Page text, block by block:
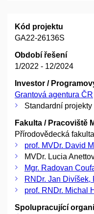
Kód projektu
GA22-26136S
Období řešení
1/2022 - 12/2024
Investor /
Grantová agentura ČR
Standardní projekty
Fakulta / Pracoviště
Přírodovědecká fakulta
prof. MVDr. David
MVDr. Lucia
Mgr. Radovan
RNDr. Jan Divíšek,
prof. RNDr. Michal
Spolupracující